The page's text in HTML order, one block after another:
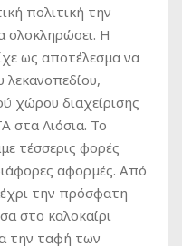
πολιτική την
ολοκληρώσει. Η
ως αποτέλεσμα να
λεκανοπεδίου,
χώρου διαχείρισης
στα Λιόσια. Το
τέσσερις φορές
αφορμές. Από
την πρόσφατη
στο καλοκαίρι
την ταφή των